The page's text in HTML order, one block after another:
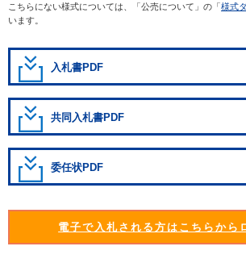
こちらにない様式については、「公売について」の「様式
います。
入札書PDF
共同入札書PDF
委任状PDF
電子で入札される方はこちらから